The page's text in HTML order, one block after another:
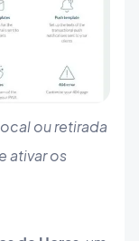
ou retirada
ativar os